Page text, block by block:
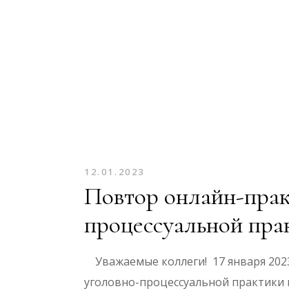
12.01.2023
Повтор онлайн-
процессуальной
Уважаемые коллеги! 17 января
уголовно-процессуальной